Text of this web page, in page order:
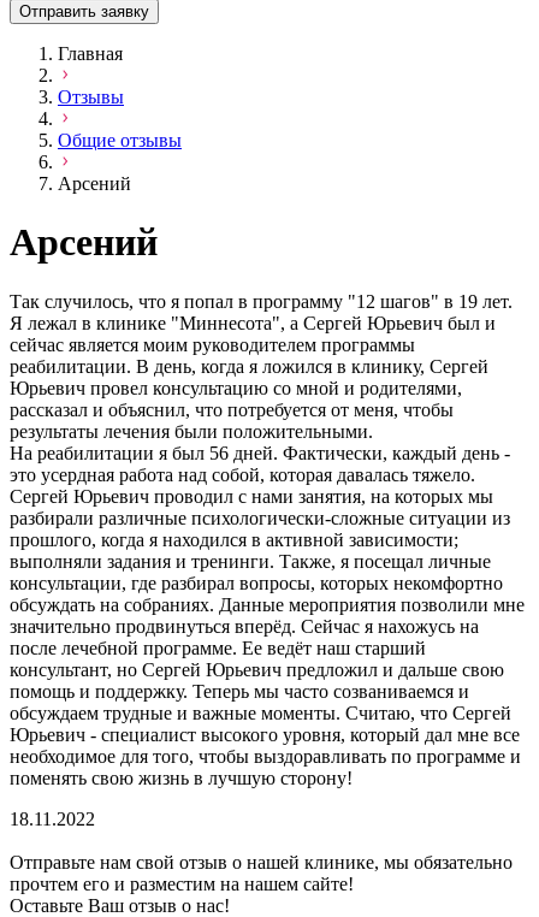
Отправить заявку
Главная
Отзывы
Общие отзывы
Арсений
Арсений
Так случилось, что я попал в программу "12 шагов" в 19 лет.
Я лежал в клинике "Миннесота", а Сергей Юрьевич был и
сейчас является моим руководителем программы
реабилитации. В день, когда я ложился в клинику, Сергей
Юрьевич провел консультацию со мной и родителями,
рассказал и объяснил, что потребуется от меня, чтобы
результаты лечения были положительными.
На реабилитации я был 56 дней. Фактически, каждый день -
это усердная работа над собой, которая давалась тяжело.
Сергей Юрьевич проводил с нами занятия, на которых мы
разбирали различные психологически-сложные ситуации из
прошлого, когда я находился в активной зависимости;
выполняли задания и тренинги. Также, я посещал личные
консультации, где разбирал вопросы, которых некомфортно
обсуждать на собраниях. Данные мероприятия позволили мне
значительно продвинуться вперёд. Сейчас я нахожусь на
после лечебной программе. Ее ведёт наш старший
консультант, но Сергей Юрьевич предложил и дальше свою
помощь и поддержку. Теперь мы часто созваниваемся и
обсуждаем трудные и важные моменты. Считаю, что Сергей
Юрьевич - специалист высокого уровня, который дал мне все
необходимое для того, чтобы выздоравливать по программе и
поменять свою жизнь в лучшую сторону!
18.11.2022
Отправьте нам свой отзыв о нашей клинике, мы обязательно
прочтем его и разместим на нашем сайте!
Оставьте Ваш отзыв о нас!